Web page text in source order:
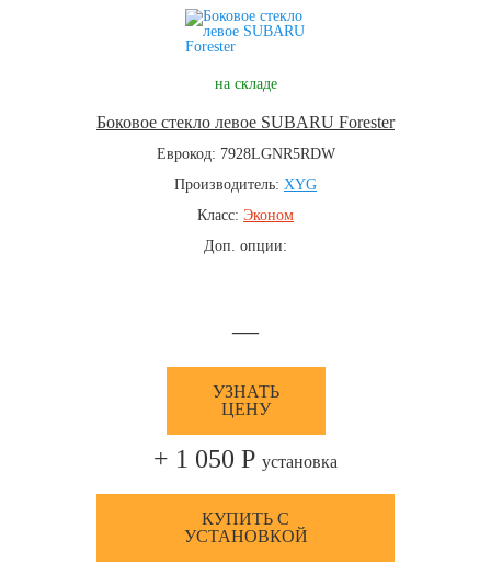
на складе
Боковое стекло левое SUBARU Forester
Еврокод: 7928LGNR5RDW
Производитель: XYG
Класс: Эконом
Доп. опции:
—
УЗНАТЬ
ЦЕНУ
+ 1 050 Р установка
КУПИТЬ С
УСТАНОВКОЙ